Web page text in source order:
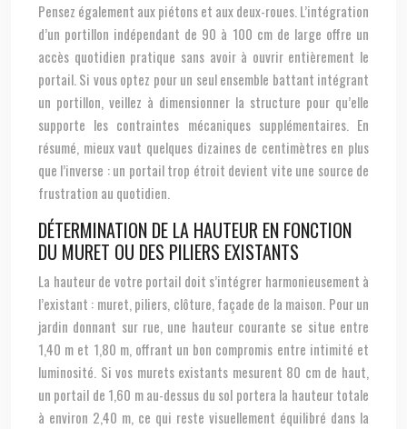
Pensez également aux piétons et aux deux-roues. L’intégration
d’un portillon indépendant de 90 à 100 cm de large offre un
accès quotidien pratique sans avoir à ouvrir entièrement le
portail. Si vous optez pour un seul ensemble battant intégrant
un portillon, veillez à dimensionner la structure pour qu’elle
supporte les contraintes mécaniques supplémentaires. En
résumé, mieux vaut quelques dizaines de centimètres en plus
que l’inverse : un portail trop étroit devient vite une source de
frustration au quotidien.
DÉTERMINATION DE LA HAUTEUR EN FONCTION
DU MURET OU DES PILIERS EXISTANTS
La hauteur de votre portail doit s’intégrer harmonieusement à
l’existant : muret, piliers, clôture, façade de la maison. Pour un
jardin donnant sur rue, une hauteur courante se situe entre
1,40 m et 1,80 m, offrant un bon compromis entre intimité et
luminosité. Si vos murets existants mesurent 80 cm de haut,
un portail de 1,60 m au-dessus du sol portera la hauteur totale
à environ 2,40 m, ce qui reste visuellement équilibré dans la